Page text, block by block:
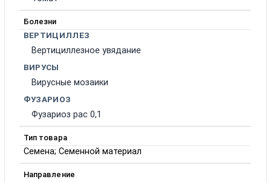
Болезни
ВЕРТИЦИЛЛЕЗ
Вертициллезное увядание
ВИРУСЫ
Вирусные мозаики
ФУЗАРИОЗ
Фузариоз рас 0,1
Тип товара
Семена; Семенной материал
Направление